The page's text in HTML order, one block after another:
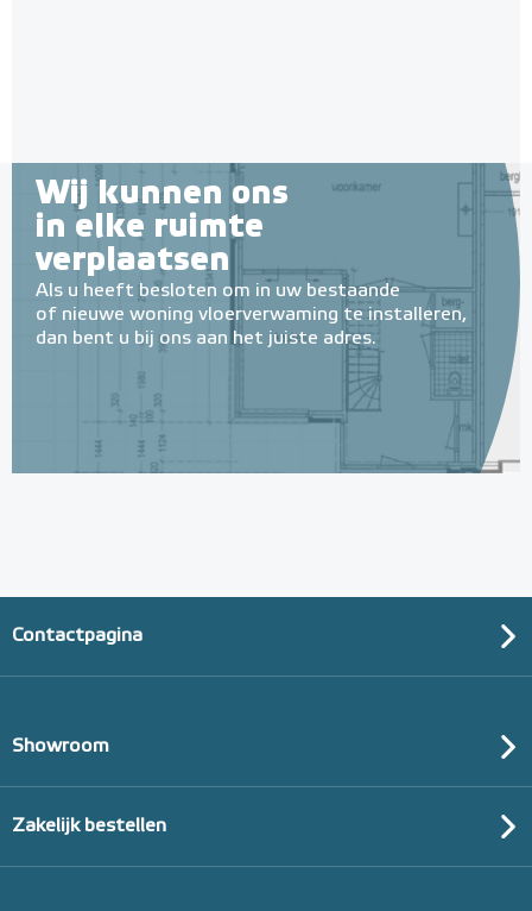
Wij kunnen ons
in elke ruimte
verplaatsen
Als u heeft besloten om in uw bestaande
of nieuwe woning vloerverwaming te installeren,
dan bent u bij ons aan het juiste adres.
Contactpagina
Showroom
Zakelijk bestellen